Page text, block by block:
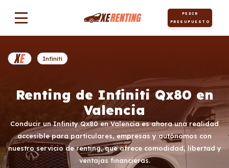
PEDIR
PRESUPUESTO
Renting de Infiniti Qx80 en
Valencia
Conducir un Infinity Qx80 en Valencia es ahora una realidad
accesible para particulares, empresas y autónomos con
nuestro servicio de renting, que ofrece comodidad, libertad y
ventajas financieras.
Infiniti